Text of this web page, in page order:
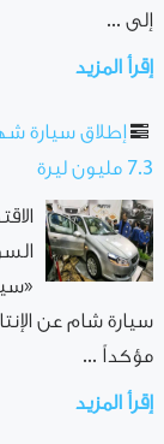
إلى ...
إقرأ المزيد
إطلاق سيارة
7.3 مليون ليرة
سيارة شام عن
مؤكداً ...
إقرأ المزيد